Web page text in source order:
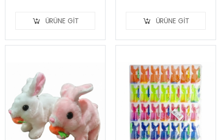
ÜRÜNE GIT ÜRÜNE GIT